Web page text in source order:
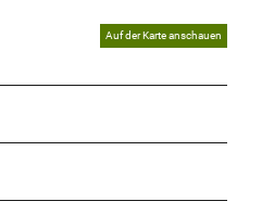
Auf der Karte anschauen